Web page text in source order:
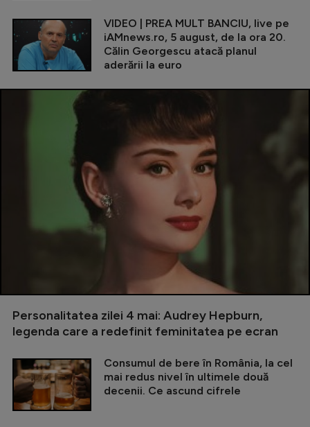
VIDEO | PREA MULT BANCIU, live pe
iAMnews.ro, 5 august, de la ora 20.
Călin Georgescu atacă planul
aderării la euro
Personalitatea zilei 4 mai: Audrey Hepburn,
legenda care a redefinit feminitatea pe ecran
Consumul de bere în România, la cel
mai redus nivel în ultimele două
decenii. Ce ascund cifrele